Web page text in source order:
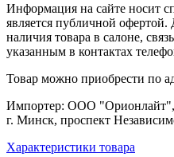
Информация на сайте носит
является публичной
наличия товара в салоне,
указанным в контактах
Товар можно приобрести по
Импортер: ООО "Орионлайт",
г. Минск, проспект
Характеристики товара